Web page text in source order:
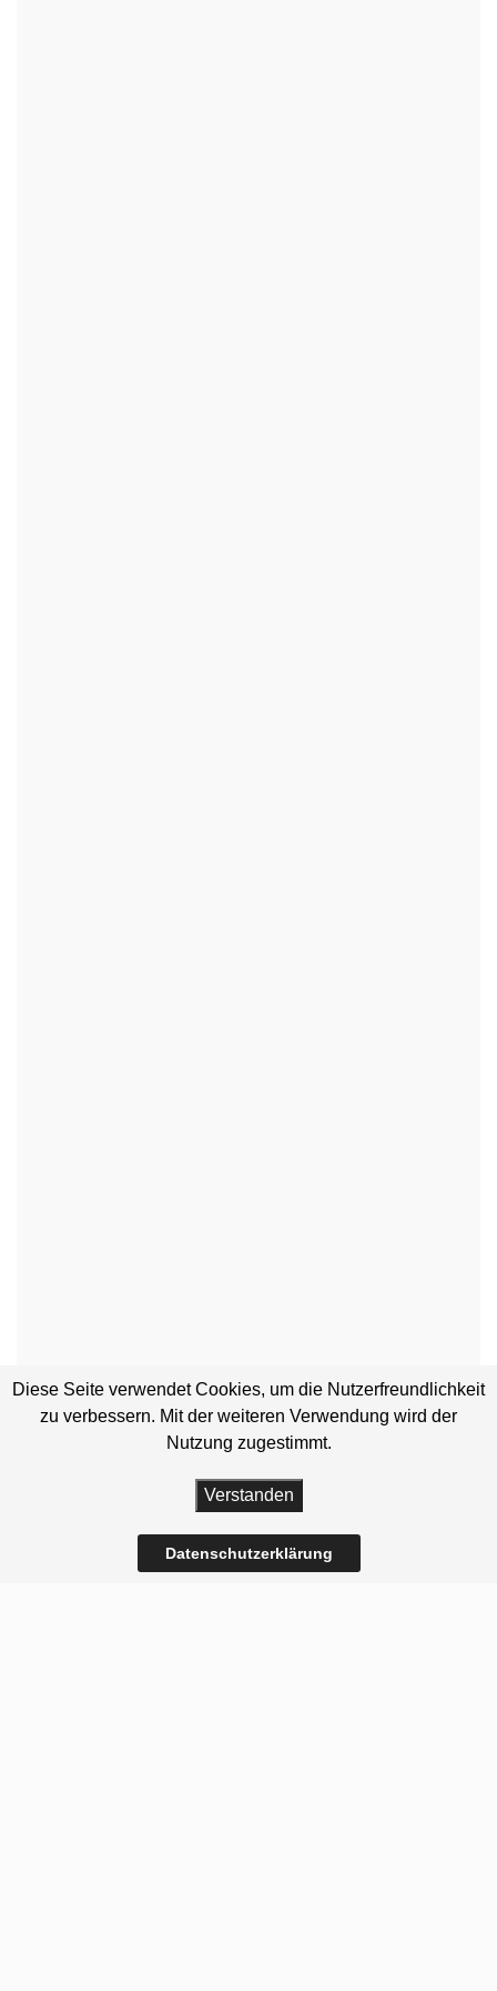
Diese Seite verwendet Cookies, um die Nutzerfreundlichkeit
zu verbessern. Mit der weiteren Verwendung wird der
Nutzung zugestimmt.
Verstanden
Datenschutzerklärung